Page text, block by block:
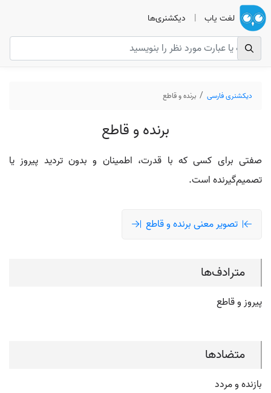
لغت یاب | دیکشنری‌ها
دیکشنری فارسی برنده و قاطع
برنده و قاطع
صفتی برای کسی که با قدرت، اطمینان و بدون تردید پیروز یا
تصمیم‌گیرنده است.
تصویر معنی برنده و قاطع
مترادف‌ها
پیروز و قاطع
متضادها
بازنده و مردد